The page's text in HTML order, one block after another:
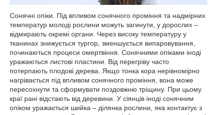
Сонячні опіки. Під впливом сонячного проміння та надмірних
температур молоді рослини можуть загинути, у дорослих –
відмирають окремі органи. Через високу температуру у
тканинах знижується тургор, зменшується випаровування,
починаються процеси омертвіння. Сонячними опіками іноді
уражаються листові пластини. Від перегріву часто
потерпають плодові дерева. Якщо тонка кора нерівномірно
нагрівається під впливом сонячного проміння, вона може
пересохнути та сформувати поздовжню тріщину. При цьому
краї рані відстають від деревини. У сіянців іноді сонячним
опіком уражається шийка – ділянка рослини, яка контактує з